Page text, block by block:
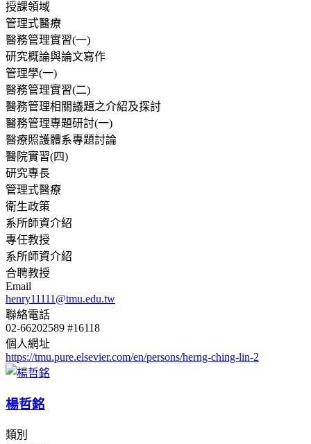
授課領域
管理式醫療
醫務管理實習(一)
研究概論與論文寫作
管理學(一)
醫務管理實習(二)
醫務管理相關議題之介紹及探討
醫務管理專題研討(一)
醫療照護體系專題討論
醫院實習(四)
研究專長
管理式醫療
衛生政策
系所師資介紹
專任教授
系所師資介紹
合聘教授
Email
henry11111@tmu.edu.tw
聯絡電話
02-66202589 #16118
個人網址
https://tmu.pure.elsevier.com/en/persons/herng-ching-lin-2
楊哲銘
類別